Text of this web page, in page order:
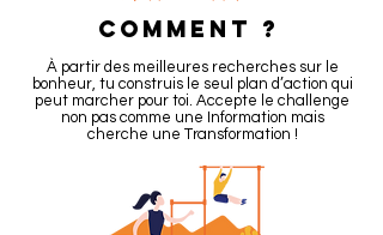
COMMENT ?
À partir des meilleures recherches sur le
bonheur, tu construis le seul plan d’action qui
peut marcher pour toi. Accepte le challenge
non pas comme une Information mais
cherche une Transformation !